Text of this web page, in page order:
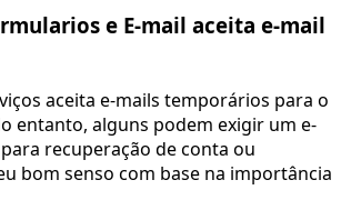
e E-mail aceita e-mail
aceita e-mails temporários para o
entanto, alguns podem exigir um e-
recuperação de conta ou
bom senso com base na importância